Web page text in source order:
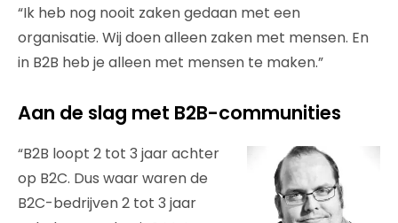
“Ik heb nog nooit zaken gedaan met een
organisatie. Wij doen alleen zaken met mensen. En
in B2B heb je alleen met mensen te maken.”
Aan de slag met B2B-communities
“B2B loopt 2 tot 3 jaar achter
op B2C. Dus waar waren de
B2C-bedrijven 2 tot 3 jaar